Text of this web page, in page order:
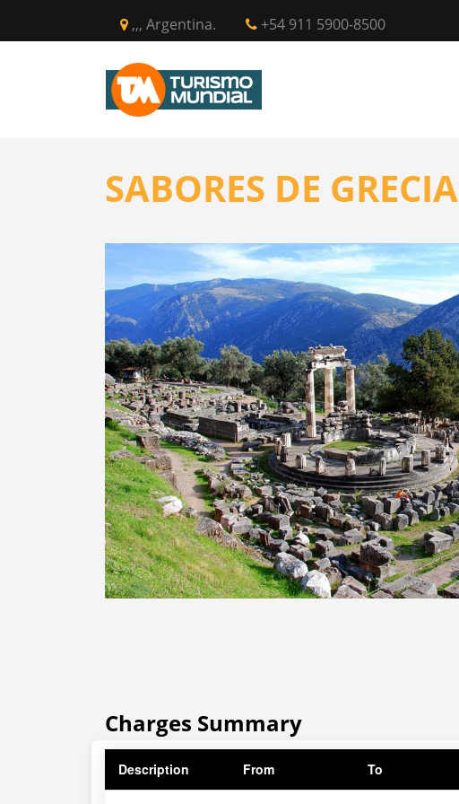
,,, Argentina. +54 911 5900-8500
SABORES DE GRECIA
Charges Summary
Description From To